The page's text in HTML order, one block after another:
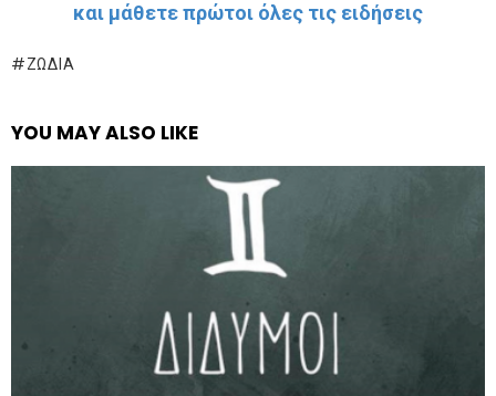
και μάθετε πρώτοι όλες τις ειδήσεις
ΖΏΔΙΑ
YOU MAY ALSO LIKE